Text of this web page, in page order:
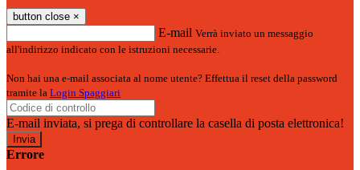
button close ×
E-mail Verrà inviato un messaggio
all'indirizzo indicato con le istruzioni necessarie.
Non hai una e-mail associata al nome utente? Effettua il reset della password
tramite la Login Spaggiari
E-mail inviata, si prega di controllare la casella di posta elettronica!
Errore